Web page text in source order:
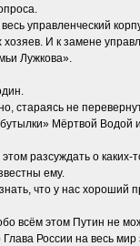
управленческий
И к замене
Лужкова».
стараясь не
Мёртвой Водой
разсуждать о
ему.
что у нас хороший
всём этом Путин не
Глава России на весь